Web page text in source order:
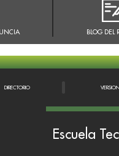
BLOG DEL
DIRECTORIO
Escuela